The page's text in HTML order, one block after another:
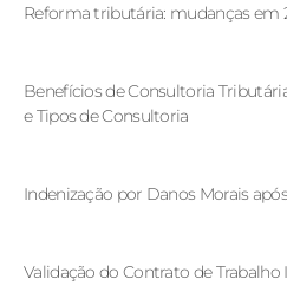
Reforma tributária: mudanças em
Benefícios de Consultoria
e Tipos de Consultoria
Indenização por Danos Morais
Validação do Contrato de